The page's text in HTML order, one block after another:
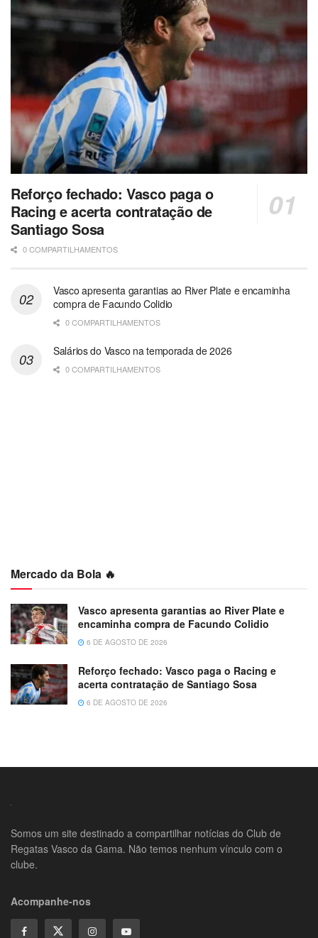
Reforço fechado: Vasco paga o
Racing e acerta contratação de
Santiago Sosa
0 COMPARTILHAMENTOS
Vasco apresenta garantias ao River Plate e encaminha
compra de Facundo Colidio
0 COMPARTILHAMENTOS
Salários do Vasco na temporada de 2026
0 COMPARTILHAMENTOS
Mercado da Bola 🔥
Vasco apresenta garantias ao River Plate e
encaminha compra de Facundo Colidio
6 DE AGOSTO DE 2026
Reforço fechado: Vasco paga o Racing e
acerta contratação de Santiago Sosa
6 DE AGOSTO DE 2026
Somos um site destinado a compartilhar notícias do Club de
Regatas Vasco da Gama. Não temos nenhum vínculo com o
clube.
Acompanhe-nos